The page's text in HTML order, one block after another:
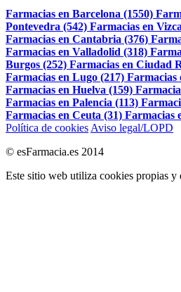
Farmacias en Barcelona (1550)
Pontevedra (542) Farmacias en
Farmacias en Cantabria (376)
Farmacias en Valladolid (318)
Burgos (252) Farmacias en Ciudad
Farmacias en Lugo (217) Farmacias
Farmacias en Huelva (159)
Farmacias en Palencia (113)
Farmacias en Ceuta (31) Farmacias
Política de cookies Aviso legal/LOPD
© esFarmacia.es 2014
Este sitio web utiliza cookies propias y